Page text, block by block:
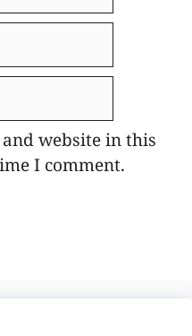
website in this
I comment.